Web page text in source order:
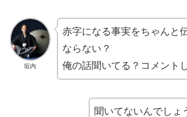
垣内
赤字になる事実をちゃんと
ならない？
俺の話聞いてる？コメント
聞いてないんでしょ